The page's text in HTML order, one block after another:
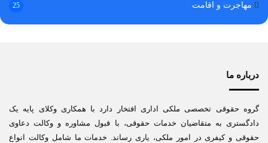
مهاجرت و اقامت 25
درباره ما
گروه حقوقی تخصصی ملکی اداری افتخار دارد با همکاری وکلای پایه یک
دادگستری به متقاضیان خدمات حقوقی، با قبول مشاوره و وکالت دعاوی
حقوقی و کیفری در امور ملکی، یاری رساند. خدمات ما شامل وکالت انواع